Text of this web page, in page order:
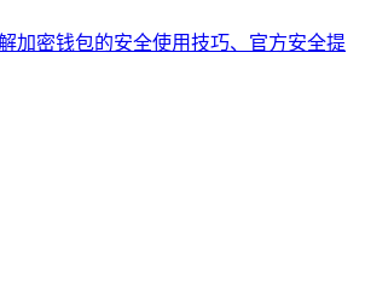
加密钱包的安全使用技巧、官方安全提